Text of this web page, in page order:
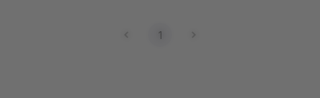
1